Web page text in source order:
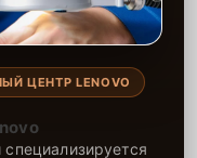
ЦЕНТР LENOVO